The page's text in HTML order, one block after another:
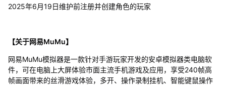
2025年6月19日维护前注册并创建角色的玩家
【关于网易MuMu】
网易MuMu模拟器是一款针对手游玩家开发的安卓模拟器类电脑软
件，可在电脑上大屏体验市面主流手机游戏及应用，享受240帧高
帧画面带来的丝滑游戏体验，多开、操作录制挂机、智能键鼠操作